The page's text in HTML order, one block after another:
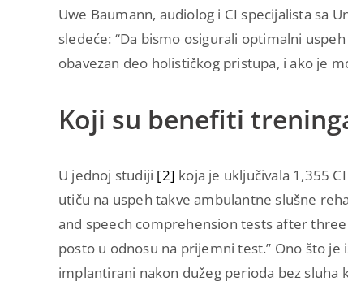
Uwe Baumann, audiolog i CI specijalista sa
sledeće: “Da bismo osigurali optimalni
obavezan deo holističkog pristupa, i ako je
Koji su benefiti
U jednoj studiji [2] koja je uključivala 1,355
utiču na uspeh takve ambulantne slušne
and speech comprehension tests after
posto u odnosu na prijemni test.” Ono što
implantirani nakon dužeg perioda bez sluha